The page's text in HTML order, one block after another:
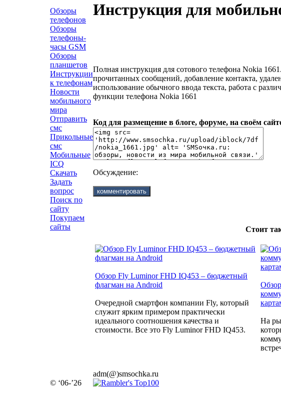
Обзоры
телефонов
Обзоры
телефоны-
часы GSM
Обзоры
планшетов
Инструкции
к телефонам
Новости
мобильного
мира
Отправить
смс
Прикольные
смс
Мобильные
ICQ
Скачать
Задать
вопрос
Поиск по
сайту
Покупаем
сайты
Инструкция для
Полная инструкция для сотового телефона Nokia
прочитанных сообщений, добавление контакта,
использование обычного ввода текста, работа с
функции телефона Nokia 1661
Код для размещение в блоге, форуме, на своём
Обсуждение:
Стоит
Обзор Fly Luminor FHD IQ453 – бюджетный
флагман на Android
Очередной смартфон компании Fly, который
служит ярким примером практически
идеального соотношения качества и
стоимости. Все это Fly Luminor FHD IQ453.
На
© ‘06-’26
adm(@)smsochka.ru